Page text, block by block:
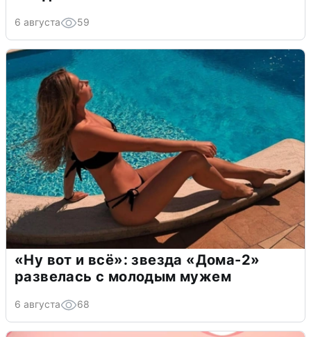
6 августа 59
«Ну вот и всё»: звезда «Дома-2»
развелась с молодым мужем
6 августа 68